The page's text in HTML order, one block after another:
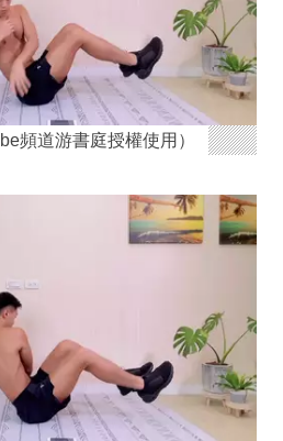
頻道游書庭授權使用）